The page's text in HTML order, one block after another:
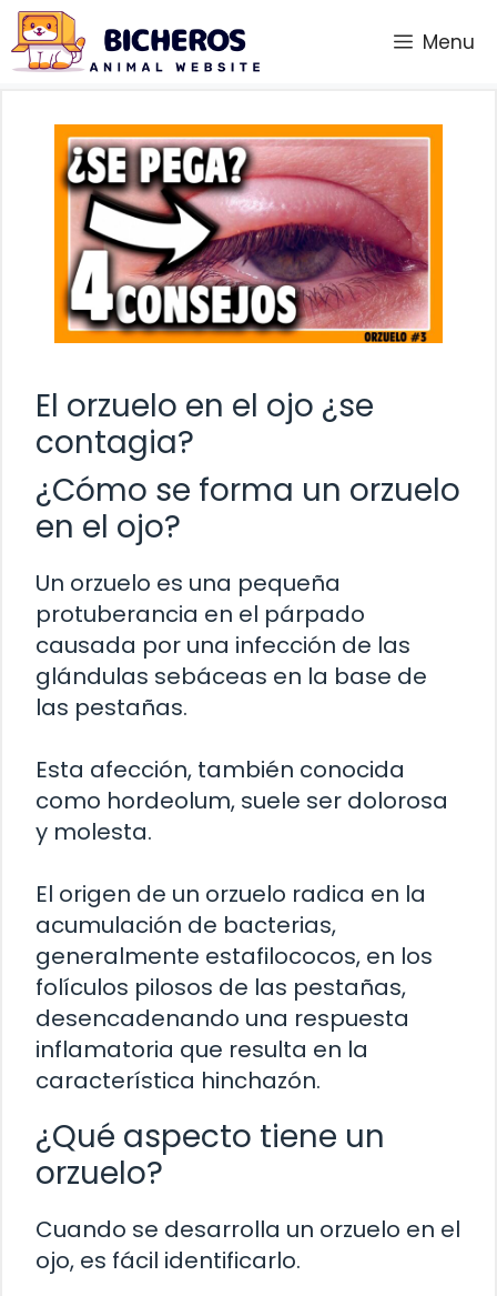
Saltar
al
contenido
Menu
El orzuelo en el ojo ¿se
contagia?
¿Cómo se forma un orzuelo
en el ojo?
Un orzuelo es una pequeña
protuberancia en el párpado
causada por una infección de las
glándulas sebáceas en la base de
las pestañas.
Esta afección, también conocida
como hordeolum, suele ser dolorosa
y molesta.
El origen de un orzuelo radica en la
acumulación de bacterias,
generalmente estafilococos, en los
folículos pilosos de las pestañas,
desencadenando una respuesta
inflamatoria que resulta en la
característica hinchazón.
¿Qué aspecto tiene un
orzuelo?
Cuando se desarrolla un orzuelo en el
ojo, es fácil identificarlo.